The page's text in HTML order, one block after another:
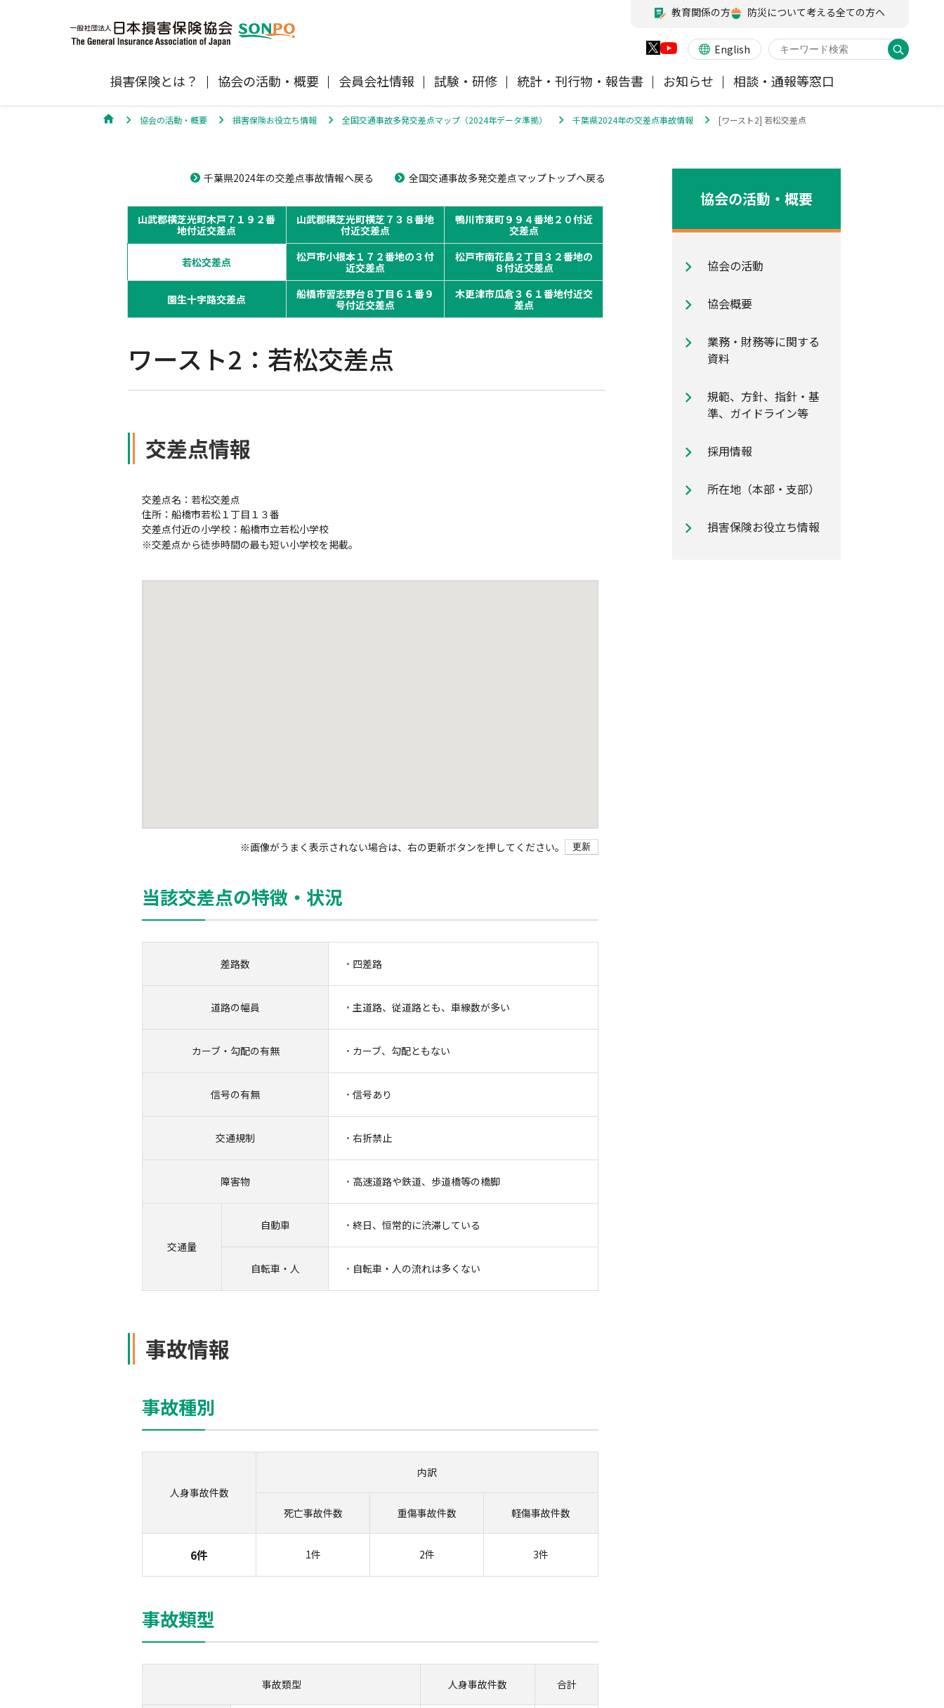
損害保険とは？ 協会の活動・概要 会員会社情報 試験・研修 統計・刊行物・報告書 お知らせ 相談・通報等窓口
English
傷害保険
個人賠償責任保険 風水雪災等による損害を補償する損害
保険
損害保険Q&A 消費者向け専用サイト「そんぽの
ホント」
自賠責保険特設サイト 自動車保険のご加入時に知ってお
きたいポイント
規範、方針、指針・基準、ガイドライ 採用情報
損害保険お役立ち情報
自賠責運用益拠出事業について 講師派遣のお申し込み
の寄贈を通じた社会貢献活動
保険金の支払状況（第三分野） 会員会社等一覧
会員各社ニュースリリース
交通事故医療研究助成
損害保険代理店試験公式サイト
高齢者の交通事故防止
協会からのお知らせ 協会各地の活動
自然災害（風災・水災・震災等）の補償に
関するお知らせ 損害保険ご利用にあたっての注意点 信頼回復に向けた取り組み
教育関係の方 防災について考える全ての方へ
協会の活動・概要 損害保険お役立ち情報 全国交通事故多発交差点マップ（2024年データ準拠） 千葉県2024年の交差点事故情報 [ワースト2] 若松交差点
千葉県2024年の交差点事故情報へ戻る 全国交通事故多発交差点マップトップへ戻る
山武郡横芝光町木戸７１９２番
地付近交差点
山武郡横芝光町横芝７３８番地
付近交差点
鴨川市東町９９４番地２０付近
交差点
若松交差点
松戸市小根本１７２番地の３付
近交差点
松戸市南花島２丁目３２番地の
８付近交差点
園生十字路交差点
船橋市習志野台８丁目６１番９
号付近交差点
木更津市瓜倉３６１番地付近交
差点
ワースト2：若松交差点
交差点情報
交差点名：若松交差点
住所：船橋市若松１丁目１３番
交差点付近の小学校：船橋市立若松小学校
※交差点から徒歩時間の最も短い小学校を掲載。
※画像がうまく表示されない場合は、右の更新ボタンを押してください。 更新
当該交差点の特徴・状況
差路数 四差路
道路の幅員 主道路、従道路とも、車線数が多い
カーブ・ 勾配の有無 カーブ、勾配ともない
信号の有無 信号あり
交通規制 右折禁止
障害物 高速道路や鉄道、歩道橋等の橋脚
交通量
自動車 終日、恒常的に渋滞している
自転車・ 人 自転車・人の流れは多くない
事故情報
事故種別
人身事故件数
内訳
死亡事故件数 重傷事故件数 軽傷事故件数
6件 1件 2件 3件
事故類型
事故類型 人身事故件数 合計
協会の活動・概要
協会の活動
協会概要
業務・財務等に関する
資料
規範、方針、指針・基
準、ガイドライン等
採用情報
所在地（本部・支部）
損害保険お役立ち情報